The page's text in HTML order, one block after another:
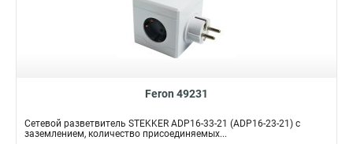
Feron 49231
Сетевой разветвитель STEKKER ADP16-33-21 (ADP16-23-21) с
заземлением, количество присоединяемых...